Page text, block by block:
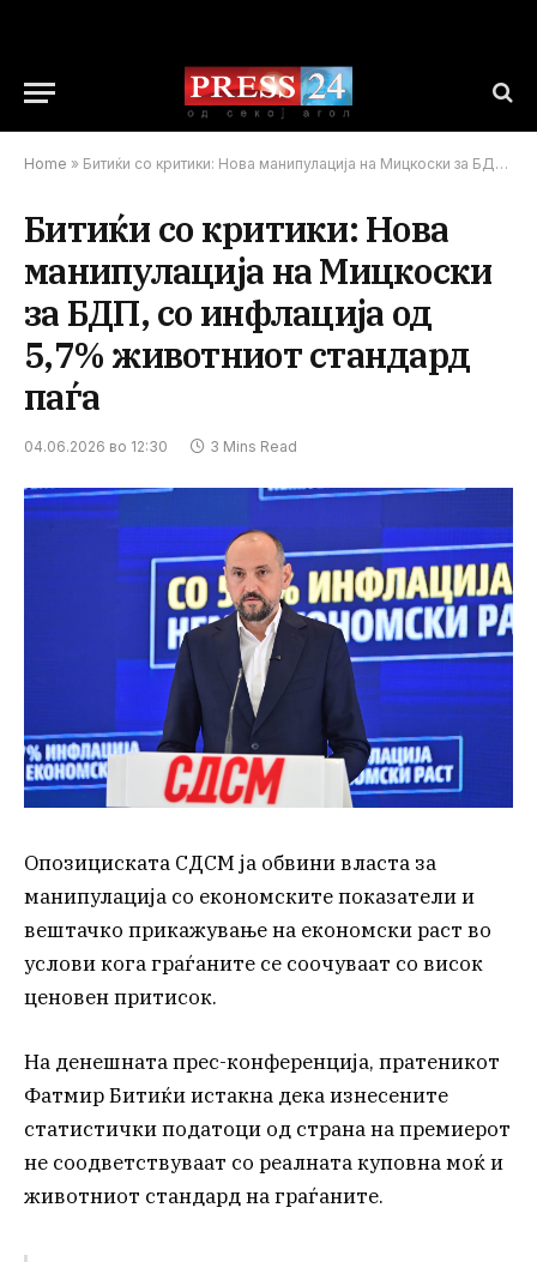
Home » Битиќи со критики: Нова манипулација на Мицкоски за БДП, со инфлација од 5,7% животниот стандард паѓа
Битиќи со критики: Нова
манипулација на Мицкоски
за БДП, со инфлација од
5,7% животниот стандард
паѓа
04.06.2026 во 12:30 3 Mins Read
Опозициската СДСМ ја обвини власта за
манипулација со економските показатели и
вештачко прикажување на економски раст во
услови кога граѓаните се соочуваат со висок
ценовен притисок.
На денешната прес-конференција, пратеникот
Фатмир Битиќи истакна дека изнесените
статистички податоци од страна на премиерот
не соодветствуваат со реалната куповна моќ и
животниот стандард на граѓаните.